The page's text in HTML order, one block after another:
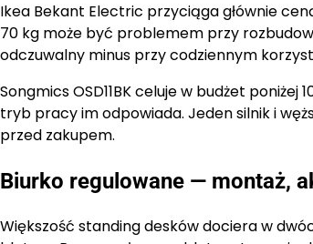
Ikea Bekant Electric przyciąga głównie
70 kg może być problemem przy
odczuwalny minus przy codziennym
Songmics OSD11BK celuje w budżet
tryb pracy im odpowiada. Jeden silnik i
przed zakupem.
Biurko regulowane — montaż,
Większość standing desków dociera w